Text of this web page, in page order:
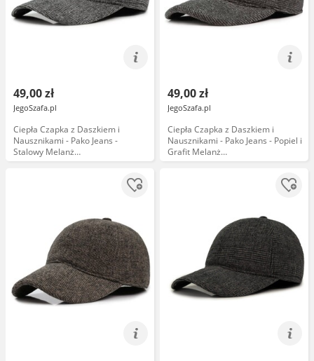
49,00 zł
JegoSzafa.pl
Ciepła Czapka z Daszkiem i
Nausznikami - Pako Jeans -
Stalowy Melanż
CPAPJNSDASZEK1185
49,00 zł
JegoSzafa.pl
Ciepła Czapka z Daszkiem i
Nausznikami - Pako Jeans - Popiel i
Grafit Melanż
CPAPJNSDASZEK1184